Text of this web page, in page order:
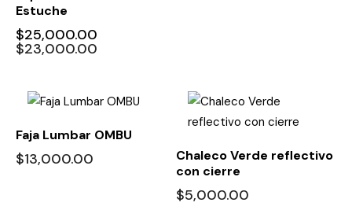
Estuche
$25,000.00
$23,000.00
Faja Lumbar OMBU
$13,000.00
Chaleco Verde reflectivo
con cierre
$5,000.00